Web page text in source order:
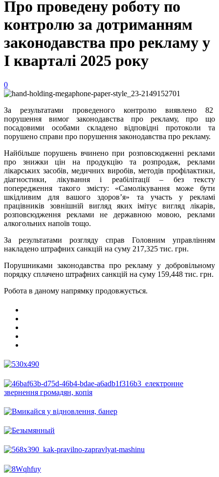
Про проведену роботу по
контролю за дотриманням
законодавства про рекламу у
І кварталі 2025 року
0
За результатами проведеного контролю виявлено 82
порушення вимог законодавства про рекламу, про що
посадовими особами складено відповідні протоколи та
порушено справи про порушення законодавства про рекламу.
Найбільше порушень вчинено при розповсюдженні реклами
про знижки цін на продукцію та розпродаж, реклами
лікарських засобів, медичних виробів, методів профілактики,
діагностики, лікування і реабілітації – без тексту
попередження такого змісту: «Самолікування може бути
шкідливим для вашого здоров’я» та участь у рекламі
працівників зовнішній вигляд яких імітує вигляд лікарів,
розповсюдження реклами не державною мовою, реклами
алкогольних напоїв тощо.
За результатами розгляду справ Головним управлінням
накладено штрафних санкцій на суму 217,325 тис. грн.
Порушниками законодавства про рекламу у добровільному
порядку сплачено штрафних санкцій на суму 159,448 тис. грн.
Робота в даному напрямку продовжується.